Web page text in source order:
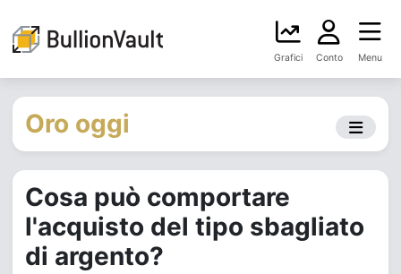
Grafici Conto Menu
Oro oggi
Cosa può comportare
l'acquisto del tipo sbagliato
di argento?